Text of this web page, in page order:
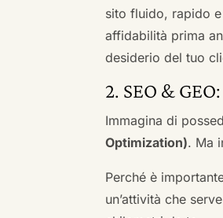
sito fluido, rapido
affidabilità prima
desiderio del tuo
2. SEO &
Immagina di
Optimization). Ma
Perché è
un’attività che